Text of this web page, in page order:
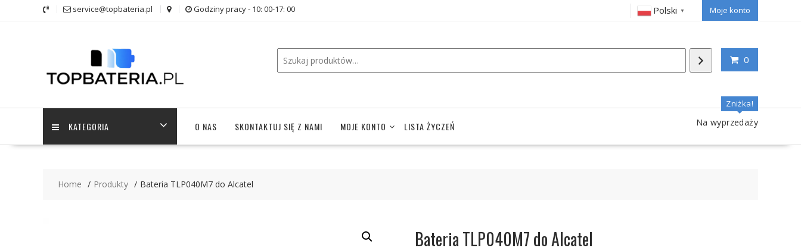
service@topbateria.pl Godziny pracy - 10: 00-17: 00 Polski ▼ Moje konto
0
KATEGORIA O NAS SKONTAKTUJ SIĘ Z NAMI MOJE KONTO LISTA ŻYCZEŃ
Zniżka!
Na wyprzedaży
Home Produkty Bateria TLP040M7 do Alcatel
Bateria TLP040M7 do Alcatel